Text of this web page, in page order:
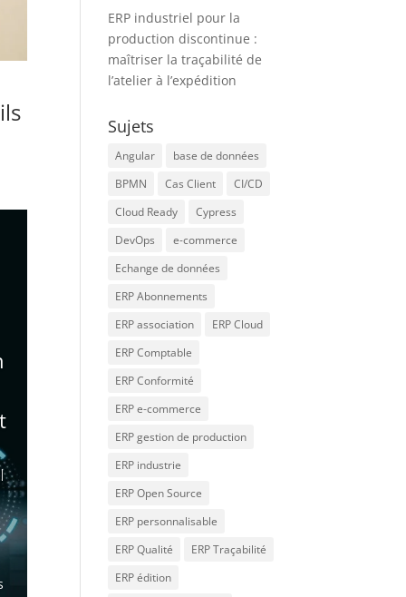
ERP industriel pour la
production discontinue :
maîtriser la traçabilité de
l’atelier à l’expédition
Sujets
Angular
base de données
BPMN
Cas Client
CI/CD
Cloud Ready
Cypress
DevOps
e-commerce
Echange de données
ERP Abonnements
ERP association
ERP Cloud
ERP Comptable
ERP Conformité
ERP e-commerce
ERP gestion de production
ERP industrie
ERP Open Source
ERP personnalisable
ERP Qualité
ERP Traçabilité
ERP édition